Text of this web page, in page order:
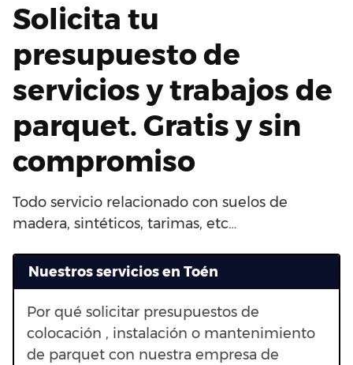
Solicita tu
presupuesto de
servicios y trabajos de
parquet. Gratis y sin
compromiso
Todo servicio relacionado con suelos de
madera, sintéticos, tarimas, etc…
Nuestros servicios en Toén
Por qué solicitar presupuestos de
colocación , instalación o mantenimiento
de parquet con nuestra empresa de